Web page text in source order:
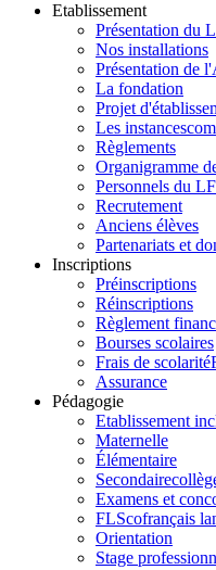
Etablissement
Présentation du
Nos installations
Présentation de
La fondation
Projet
Les instances
Règlements
Organigramme
Personnels du
Recrutement
Anciens élèves
Partenariats et
Inscriptions
Préinscriptions
Réinscriptions
Règlement
Bourses scolaires
Frais de scolarité
Assurance
Pédagogie
Etablissement
Maternelle
Élémentaire
Secondaire
Examens et
FLScofrançais
Orientation
Stage